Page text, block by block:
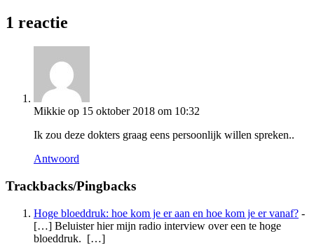
1 reactie
Mikkie op 15 oktober 2018 om 10:32
Ik zou deze dokters graag eens persoonlijk willen spreken..
Antwoord
Trackbacks/Pingbacks
Hoge bloeddruk: hoe kom je er aan en hoe kom je er vanaf? -
[…] Beluister hier mijn radio interview over een te hoge
bloeddruk. […]